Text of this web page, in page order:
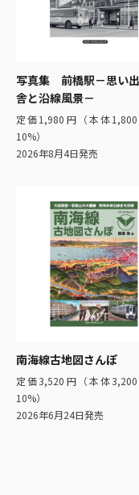
写真集 前橋駅－思い
舎と沿線風景－
定価1,980円（本体
10%）
2026年8月4日発売
南海線古地図さんぽ
定価3,520円（本体
10%）
2026年6月24日発売